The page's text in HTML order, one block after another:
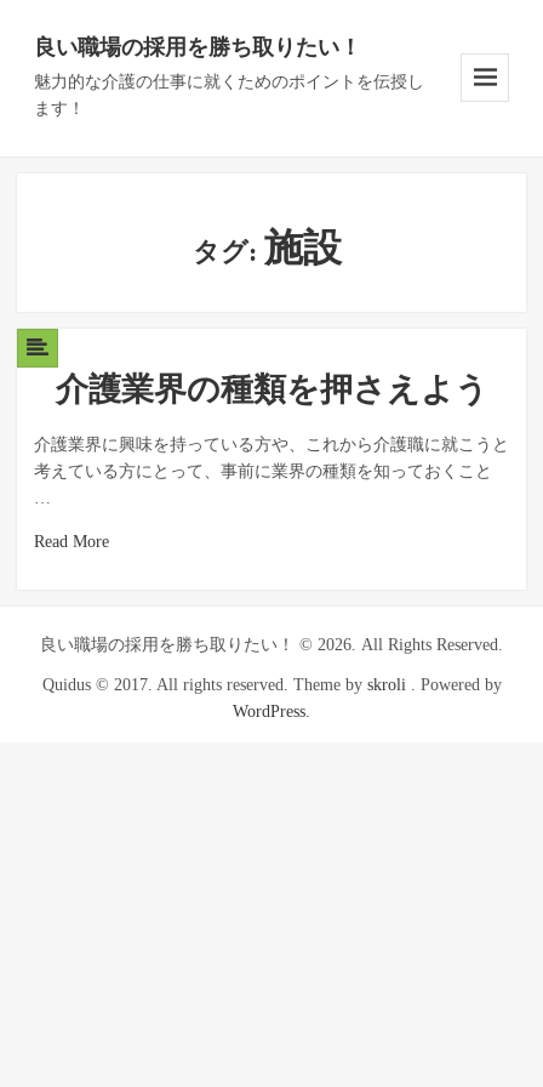
良い職場の採用を勝ち取りたい！
魅力的な介護の仕事に就くためのポイントを伝授し
ます！
タグ: 施設
介護業界の種類を押さえよう
介護業界に興味を持っている方や、これから介護職に就こうと
考えている方にとって、事前に業界の種類を知っておくこと
…
Read More
良い職場の採用を勝ち取りたい！ © 2026. All Rights Reserved.
Quidus © 2017. All rights reserved. Theme by skroli . Powered by
WordPress.